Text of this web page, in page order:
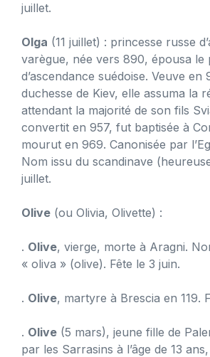
juillet.
Olga (11 juillet) : princesse russe
varègue, née vers 890, épousa le
d’ascendance suédoise. Veuve en
duchesse de Kiev, elle assuma la
attendant la majorité de son fils
convertit en 957, fut baptisée à
mourut en 969. Canonisée par
Nom issu du scandinave
juillet.
Olive (ou Olivia, Olivette) :
. Olive, vierge, morte à Aragni.
« oliva » (olive). Fête le 3 juin.
. Olive, martyre à Brescia en 119.
. Olive (5 mars), jeune fille de
par les Sarrasins à l’âge de 13